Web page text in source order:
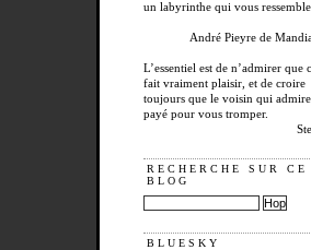
un labyrinthe qui vous ressemble.
André Pieyre de
L’essentiel est de n’admirer que
fait vraiment plaisir, et de croire
toujours que le voisin qui admire
payé pour vous tromper.
RECHERCHE SUR CE
BLOG
BLUESKY